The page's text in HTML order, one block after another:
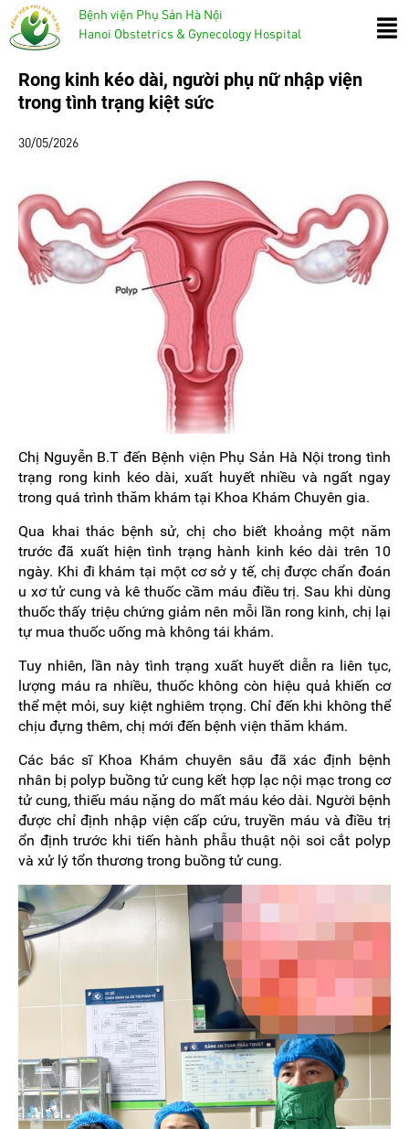
Bệnh viện Phụ Sản Hà Nội
Hanoi Obstetrics & Gynecology Hospital
Rong kinh kéo dài, người phụ nữ nhập viện
trong tình trạng kiệt sức
30/05/2026
Chị Nguyễn B.T đến Bệnh viện Phụ Sản Hà Nội trong tình
trạng rong kinh kéo dài, xuất huyết nhiều và ngất ngay
trong quá trình thăm khám tại Khoa Khám Chuyên gia.
Qua khai thác bệnh sử, chị cho biết khoảng một năm
trước đã xuất hiện tình trạng hành kinh kéo dài trên 10
ngày. Khi đi khám tại một cơ sở y tế, chị được chẩn đoán
u xơ tử cung và kê thuốc cầm máu điều trị. Sau khi dùng
thuốc thấy triệu chứng giảm nên mỗi lần rong kinh, chị lại
tự mua thuốc uống mà không tái khám.
Tuy nhiên, lần này tình trạng xuất huyết diễn ra liên tục,
lượng máu ra nhiều, thuốc không còn hiệu quả khiến cơ
thể mệt mỏi, suy kiệt nghiêm trọng. Chỉ đến khi không thể
chịu đựng thêm, chị mới đến bệnh viện thăm khám.
Các bác sĩ Khoa Khám chuyên sâu đã xác định bệnh
nhân bị polyp buồng tử cung kết hợp lạc nội mạc trong cơ
tử cung, thiếu máu nặng do mất máu kéo dài. Người bệnh
được chỉ định nhập viện cấp cứu, truyền máu và điều trị
ổn định trước khi tiến hành phẫu thuật nội soi cắt polyp
và xử lý tổn thương trong buồng tử cung.